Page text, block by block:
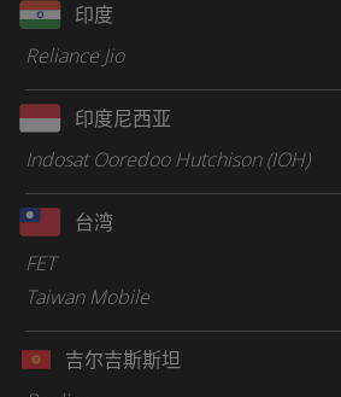
印度
Reliance Jio
印度尼西亚
Indosat Ooredoo Hutchison (IOH)
台湾
FET
Taiwan Mobile
吉尔吉斯斯坦